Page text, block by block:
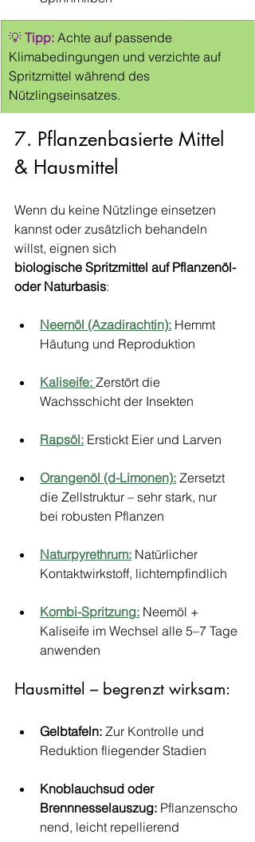
💡 Tipp: Achte auf passende
Klimabedingungen und verzichte auf
Spritzmittel während des
Nützlingseinsatzes.
7. Pflanzenbasierte Mittel
& Hausmittel
Wenn du keine Nützlinge einsetzen
kannst oder zusätzlich behandeln
willst, eignen sich
biologische Spritzmittel auf Pflanzenöl-
oder Naturbasis:
Neemöl (Azadirachtin): Hemmt
Häutung und Reproduktion
Kaliseife: Zerstört die
Wachsschicht der Insekten
Rapsöl: Erstickt Eier und Larven
Orangenöl (d-Limonen): Zersetzt
die Zellstruktur – sehr stark, nur
bei robusten Pflanzen
Naturpyrethrum: Natürlicher
Kontaktwirkstoff, lichtempfindlich
Kombi-Spritzung: Neemöl +
Kaliseife im Wechsel alle 5–7 Tage
anwenden
Hausmittel – begrenzt wirksam:
Gelbtafeln: Zur Kontrolle und
Reduktion fliegender Stadien
Knoblauchsud oder
Brennnesselauszug: Pflanzenscho
nend, leicht repellierend